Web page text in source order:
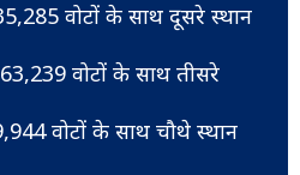
वोटों के साथ दूसरे स्थान
वोटों के साथ तीसरे
वोटों के साथ चौथे स्थान